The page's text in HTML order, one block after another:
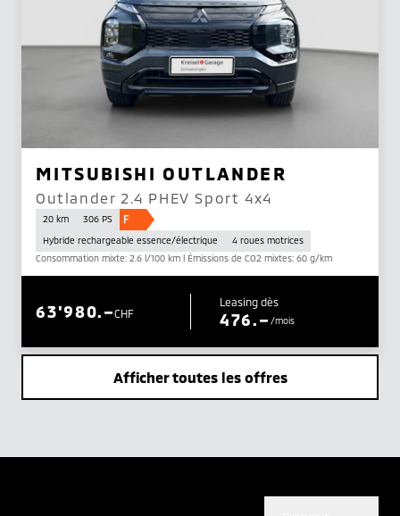
MITSUBISHI OUTLANDER
Outlander 2.4 PHEV Sport 4x4
20 km 306 PS F
Hybride rechargeable essence/électrique
4 roues motrices
Consommation mixte: 2.6 l/100 km | Émissions de CO2 mixtes: 60 g/km
CHF
63'980.– Leasing dès
476.– /mois
Afficher toutes les offres